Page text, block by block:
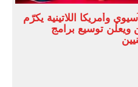
وأمريكا اللاتينية يكرّم
ويعلن توسيع برامج